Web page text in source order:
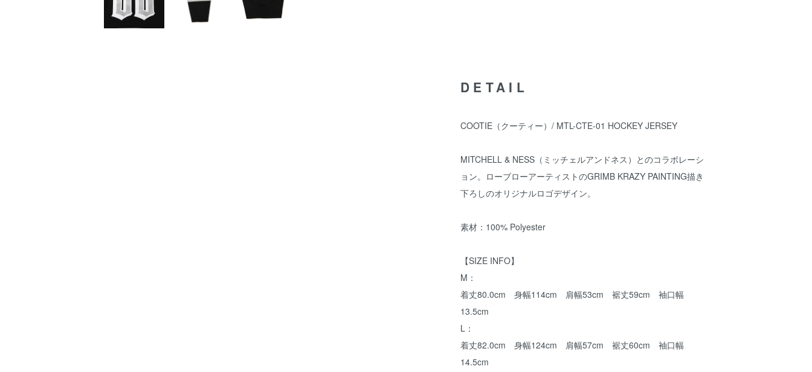
DETAIL
COOTIE（クーティー）/ MTL-CTE-01 HOCKEY JERSEY
MITCHELL & NESS（ミッチェルアンドネス）とのコラボレーシ
ョン。ローブローアーティストのGRIMB KRAZY PAINTING描き
下ろしのオリジナルロゴデザイン。
素材：100% Polyester
【SIZE INFO】
M：
着丈80.0cm 身幅114cm 肩幅53cm 裾丈59cm 袖口幅
13.5cm
L：
着丈82.0cm 身幅124cm 肩幅57cm 裾丈60cm 袖口幅
14.5cm